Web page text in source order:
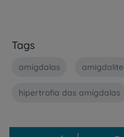
Tags
amígdalas amigdalite
hipertrofia das amígdalas